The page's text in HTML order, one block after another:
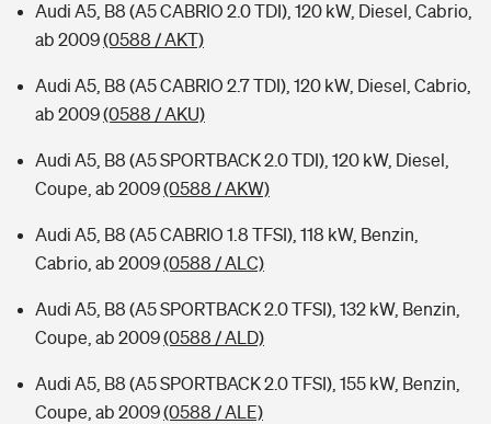
Audi A5, B8 (A5 CABRIO 2.0 TDI), 120 kW, Diesel, Cabrio,
ab 2009(0588 / AKT)
Audi A5, B8 (A5 CABRIO 2.7 TDI), 120 kW, Diesel, Cabrio,
ab 2009(0588 / AKU)
Audi A5, B8 (A5 SPORTBACK 2.0 TDI), 120 kW, Diesel,
Coupe, ab 2009(0588 / AKW)
Audi A5, B8 (A5 CABRIO 1.8 TFSI), 118 kW, Benzin,
Cabrio, ab 2009(0588 / ALC)
Audi A5, B8 (A5 SPORTBACK 2.0 TFSI), 132 kW, Benzin,
Coupe, ab 2009(0588 / ALD)
Audi A5, B8 (A5 SPORTBACK 2.0 TFSI), 155 kW, Benzin,
Coupe, ab 2009(0588 / ALE)